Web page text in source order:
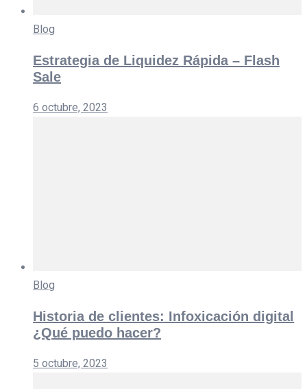
Blog
Estrategia de Liquidez Rápida – Flash
Sale
6 octubre, 2023
Blog
Historia de clientes: Infoxicación digital
¿Qué puedo hacer?
5 octubre, 2023